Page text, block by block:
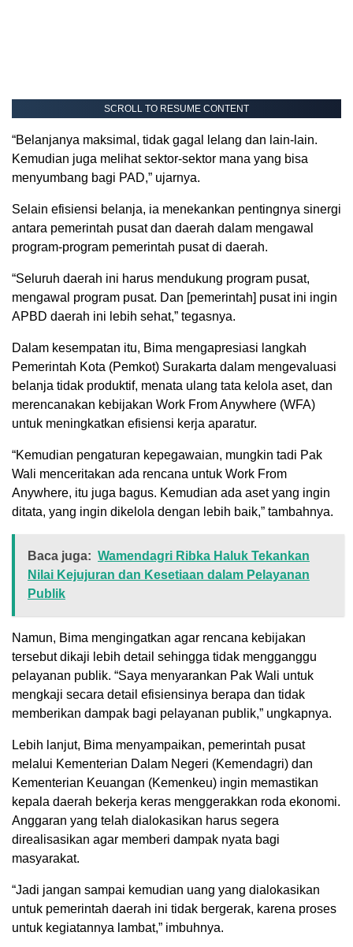
SCROLL TO RESUME CONTENT
“Belanjanya maksimal, tidak gagal lelang dan lain-lain.
Kemudian juga melihat sektor-sektor mana yang bisa
menyumbang bagi PAD,” ujarnya.
Selain efisiensi belanja, ia menekankan pentingnya sinergi
antara pemerintah pusat dan daerah dalam mengawal
program-program pemerintah pusat di daerah.
“Seluruh daerah ini harus mendukung program pusat,
mengawal program pusat. Dan [pemerintah] pusat ini ingin
APBD daerah ini lebih sehat,” tegasnya.
Dalam kesempatan itu, Bima mengapresiasi langkah
Pemerintah Kota (Pemkot) Surakarta dalam mengevaluasi
belanja tidak produktif, menata ulang tata kelola aset, dan
merencanakan kebijakan Work From Anywhere (WFA)
untuk meningkatkan efisiensi kerja aparatur.
“Kemudian pengaturan kepegawaian, mungkin tadi Pak
Wali menceritakan ada rencana untuk Work From
Anywhere, itu juga bagus. Kemudian ada aset yang ingin
ditata, yang ingin dikelola dengan lebih baik,” tambahnya.
Baca juga: Wamendagri Ribka Haluk Tekankan
Nilai Kejujuran dan Kesetiaan dalam Pelayanan
Publik
Namun, Bima mengingatkan agar rencana kebijakan
tersebut dikaji lebih detail sehingga tidak mengganggu
pelayanan publik. “Saya menyarankan Pak Wali untuk
mengkaji secara detail efisiensinya berapa dan tidak
memberikan dampak bagi pelayanan publik,” ungkapnya.
Lebih lanjut, Bima menyampaikan, pemerintah pusat
melalui Kementerian Dalam Negeri (Kemendagri) dan
Kementerian Keuangan (Kemenkeu) ingin memastikan
kepala daerah bekerja keras menggerakkan roda ekonomi.
Anggaran yang telah dialokasikan harus segera
direalisasikan agar memberi dampak nyata bagi
masyarakat.
“Jadi jangan sampai kemudian uang yang dialokasikan
untuk pemerintah daerah ini tidak bergerak, karena proses
untuk kegiatannya lambat,” imbuhnya.